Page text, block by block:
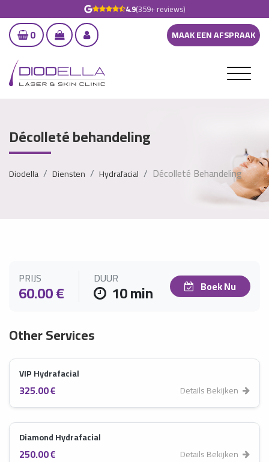
4.9(359+ reviews)
0 MAAK EEN AFSPRAAK
Décolleté behandeling
Diodella Diensten Hydrafacial Décolleté Behandeling
PRIJS
60.00 €
DUUR
10 min Boek Nu
Other Services
VIP Hydrafacial
325.00 € Details Bekijken
Diamond Hydrafacial
250.00 € Details Bekijken